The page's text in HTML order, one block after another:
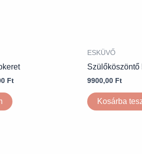
Ft
ESKÜVŐ
Szülőköszöntő
9900,00 Ft
Kosárba